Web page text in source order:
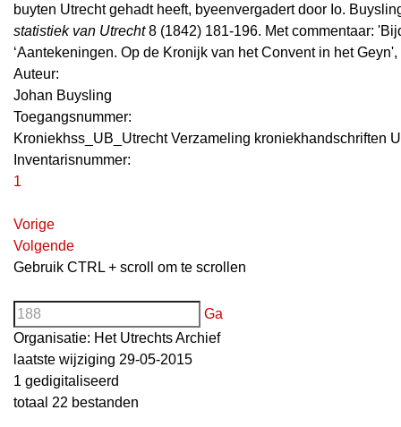
buyten Utrecht gehadt heeft, byeenvergadert door Io.
statistiek van Utrecht8 (1842) 181-196. Met commentaar:
‘Aantekeningen. Op de Kronijk van het Convent in het
Auteur:
Johan Buysling
Toegangsnummer:
Kroniekhss_UB_Utrecht Verzameling kroniekhandschriften
Inventarisnummer:
1
Vorige
Volgende
Gebruik CTRL + scroll om te scrollen
Ga
Organisatie: Het Utrechts Archief
laatste wijziging 29-05-2015
1 gedigitaliseerd
totaal 22 bestanden